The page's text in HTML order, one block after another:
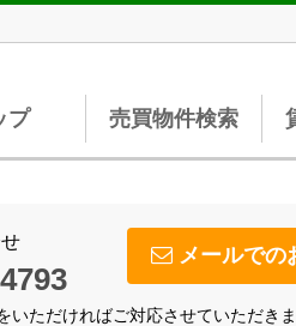
プ 売買物件検索
メールでの
ただければご対応させていただきま